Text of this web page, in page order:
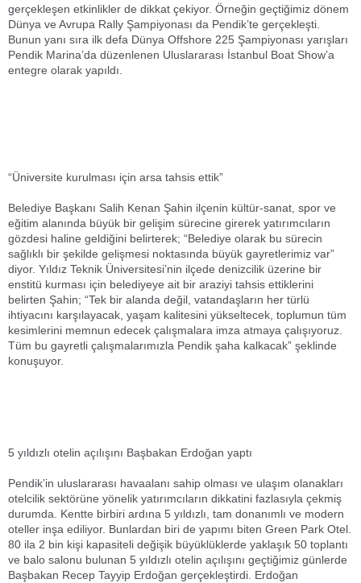
gerçekleşen etkinlikler de dikkat çekiyor. Örneğin geçtiğimiz dönem
Dünya ve Avrupa Rally Şampiyonası da Pendik’te gerçekleşti.
Bunun yanı sıra ilk defa Dünya Offshore 225 Şampiyonası yarışları
Pendik Marina’da düzenlenen Uluslararası İstanbul Boat Show’a
entegre olarak yapıldı.
“Üniversite kurulması için arsa tahsis ettik”
Belediye Başkanı Salih Kenan Şahin ilçenin kültür-sanat, spor ve
eğitim alanında büyük bir gelişim sürecine girerek yatırımcıların
gözdesi haline geldiğini belirterek; “Belediye olarak bu sürecin
sağlıklı bir şekilde gelişmesi noktasında büyük gayretlerimiz var”
diyor. Yıldız Teknik Üniversitesi’nin ilçede denizcilik üzerine bir
enstitü kurması için belediyeye ait bir araziyi tahsis ettiklerini
belirten Şahin; “Tek bir alanda değil, vatandaşların her türlü
ihtiyacını karşılayacak, yaşam kalitesini yükseltecek, toplumun tüm
kesimlerini memnun edecek çalışmalara imza atmaya çalışıyoruz.
Tüm bu gayretli çalışmalarımızla Pendik şaha kalkacak” şeklinde
konuşuyor.
5 yıldızlı otelin açılışını Başbakan Erdoğan yaptı
Pendik’in uluslararası havaalanı sahip olması ve ulaşım olanakları
otelcilik sektörüne yönelik yatırımcıların dikkatini fazlasıyla çekmiş
durumda. Kentte birbiri ardına 5 yıldızlı, tam donanımlı ve modern
oteller inşa ediliyor. Bunlardan biri de yapımı biten Green Park Otel.
80 ila 2 bin kişi kapasiteli değişik büyüklüklerde yaklaşık 50 toplantı
ve balo salonu bulunan 5 yıldızlı otelin açılışını geçtiğimiz günlerde
Başbakan Recep Tayyip Erdoğan gerçekleştirdi. Erdoğan